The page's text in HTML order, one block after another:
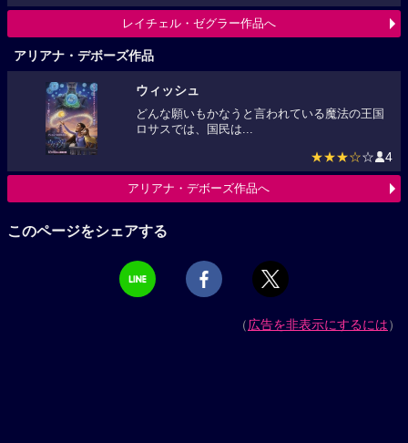
レイチェル・ゼグラー作品へ
アリアナ・デボーズ作品
ウィッシュ
どんな願いもかなうと言われている魔法の王国
ロサスでは、国民は...
★★★☆☆ 4
アリアナ・デボーズ作品へ
このページをシェアする
（広告を非表示にするには）